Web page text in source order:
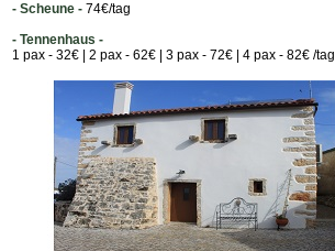
- Scheune - 74€/tag
- Tennenhaus -
1 pax - 32€ | 2 pax - 62€ | 3 pax - 72€ | 4 pax - 82€ /tag